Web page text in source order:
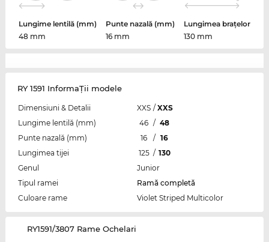
Lungime lentilă (mm)
48 mm
Punte nazală (mm)
16 mm
Lungimea brațelor
130 mm
RY 1591 InformaŢii modele
Dimensiuni & Detalii XXS / XXS
Lungime lentilă (mm)
46 / 48
Punte nazală (mm)
16 / 16
Lungimea tijei
125 / 130
Genul
Junior
Tipul ramei
Ramă completă
Culoare rame
Violet Striped Multicolor
‌RY1591/3807 Rame Ochelari